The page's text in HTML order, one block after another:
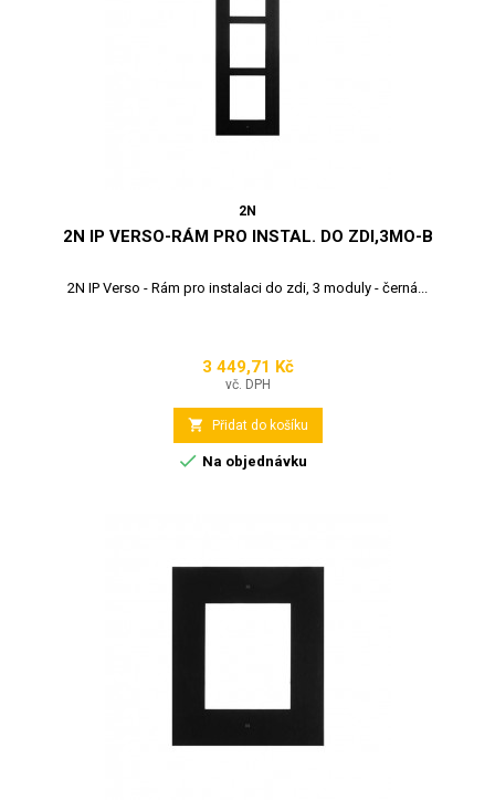
2N
2N IP VERSO-RÁM PRO INSTAL. DO ZDI,3MO-B
2N IP Verso - Rám pro instalaci do zdi, 3 moduly - černá...
Cena
3 449,71 Kč
vč. DPH
 Přidat do košíku
 Na objednávku